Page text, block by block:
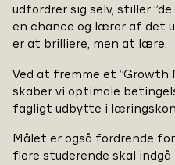
udfordrer sig selv, stiller
en chance og lærer af det
er at brilliere, men at lære.
Ved at fremme et ”Growth
skaber vi optimale
fagligt udbytte i
Målet er også fordrende
flere studerende skal indgå